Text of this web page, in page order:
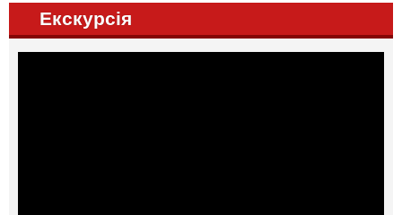
Екскурсія